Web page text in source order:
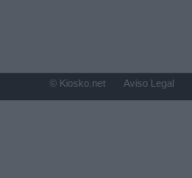
© Kiosko.net Aviso Legal